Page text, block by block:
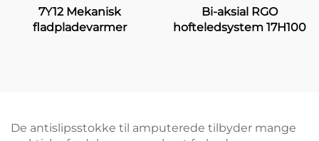
7Y12 Mekanisk
fladpladevarmer
Bi-aksial RGO
hofteledsystem 17H100
De antislipsstokke til amputerede tilbyder mange